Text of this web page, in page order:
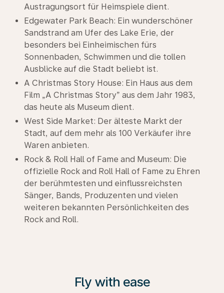
Austragungsort für Heimspiele dient.
Edgewater Park Beach: Ein wunderschöner
Sandstrand am Ufer des Lake Erie, der
besonders bei Einheimischen fürs
Sonnenbaden, Schwimmen und die tollen
Ausblicke auf die Stadt beliebt ist.
A Christmas Story House: Ein Haus aus dem
Film „A Christmas Story” aus dem Jahr 1983,
das heute als Museum dient.
West Side Market: Der älteste Markt der
Stadt, auf dem mehr als 100 Verkäufer ihre
Waren anbieten.
Rock & Roll Hall of Fame and Museum: Die
offizielle Rock and Roll Hall of Fame zu Ehren
der berühmtesten und einflussreichsten
Sänger, Bands, Produzenten und vielen
weiteren bekannten Persönlichkeiten des
Rock and Roll.
Fly with ease